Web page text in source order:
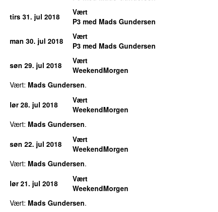
tirs 31. jul 2018
Vært
P3 med Mads Gundersen
man 30. jul 2018
Vært
P3 med Mads Gundersen
søn 29. jul 2018
Vært
WeekendMorgen
Vært: Mads Gundersen.
lør 28. jul 2018
Vært
WeekendMorgen
Vært: Mads Gundersen.
søn 22. jul 2018
Vært
WeekendMorgen
Vært: Mads Gundersen.
lør 21. jul 2018
Vært
WeekendMorgen
Vært: Mads Gundersen.